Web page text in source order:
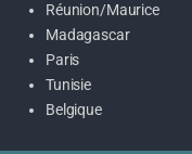
Réunion/Maurice
Madagascar
Paris
Tunisie
Belgique